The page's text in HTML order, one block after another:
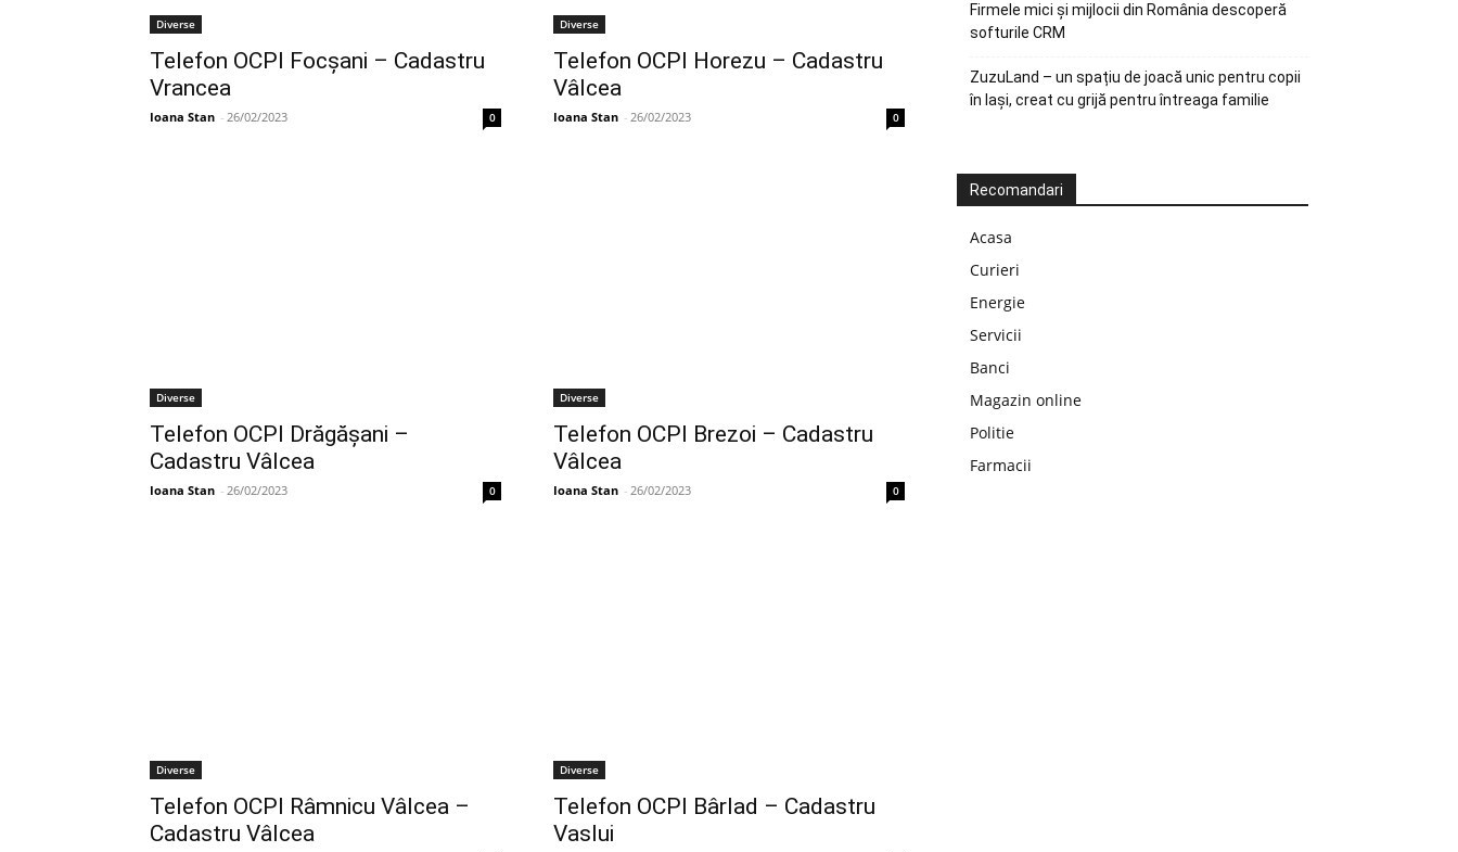
Diverse
Telefon OCPI Focşani – Cadastru
Vrancea
Ioana Stan - 26/02/2023 0
Diverse
Telefon OCPI Horezu – Cadastru
Vâlcea
Ioana Stan - 26/02/2023 0
Diverse
Telefon OCPI Drăgăşani –
Cadastru Vâlcea
Ioana Stan - 26/02/2023 0
Diverse
Telefon OCPI Brezoi – Cadastru
Vâlcea
Ioana Stan - 26/02/2023 0
Diverse
Telefon OCPI Râmnicu Vâlcea –
Cadastru Vâlcea
Diverse
Telefon OCPI Bârlad – Cadastru
Vaslui
Firmele mici și mijlocii din România descoperă
softurile CRM
ZuzuLand – un spațiu de joacă unic pentru copii
în Iași, creat cu grijă pentru întreaga familie
Recomandari
Acasa
Curieri
Energie
Servicii
Banci
Magazin online
Politie
Farmacii